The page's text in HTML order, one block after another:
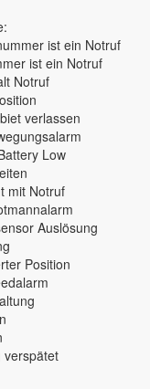
ist ein Notruf
ist ein Notruf
Notruf
verlassen
Low
mit Notruf
Auslösung
Position
verspätet